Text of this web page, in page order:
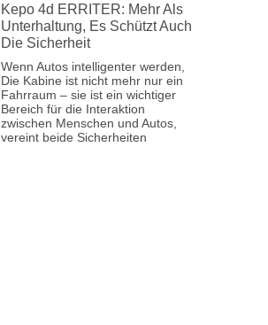
Kepo 4d ERRITER: Mehr Als
Unterhaltung, Es Schützt Auch
Die Sicherheit
Wenn Autos intelligenter werden,
Die Kabine ist nicht mehr nur ein
Fahrraum – sie ist ein wichtiger
Bereich für die Interaktion
zwischen Menschen und Autos,
vereint beide Sicherheiten